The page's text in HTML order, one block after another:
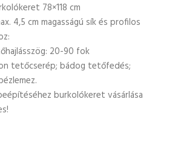
78×118 cm
4,5 cm magasságú sík és profilos
20-90 fok
tetőcserép; bádog tetőfedés;
burkolókeret vásárlása